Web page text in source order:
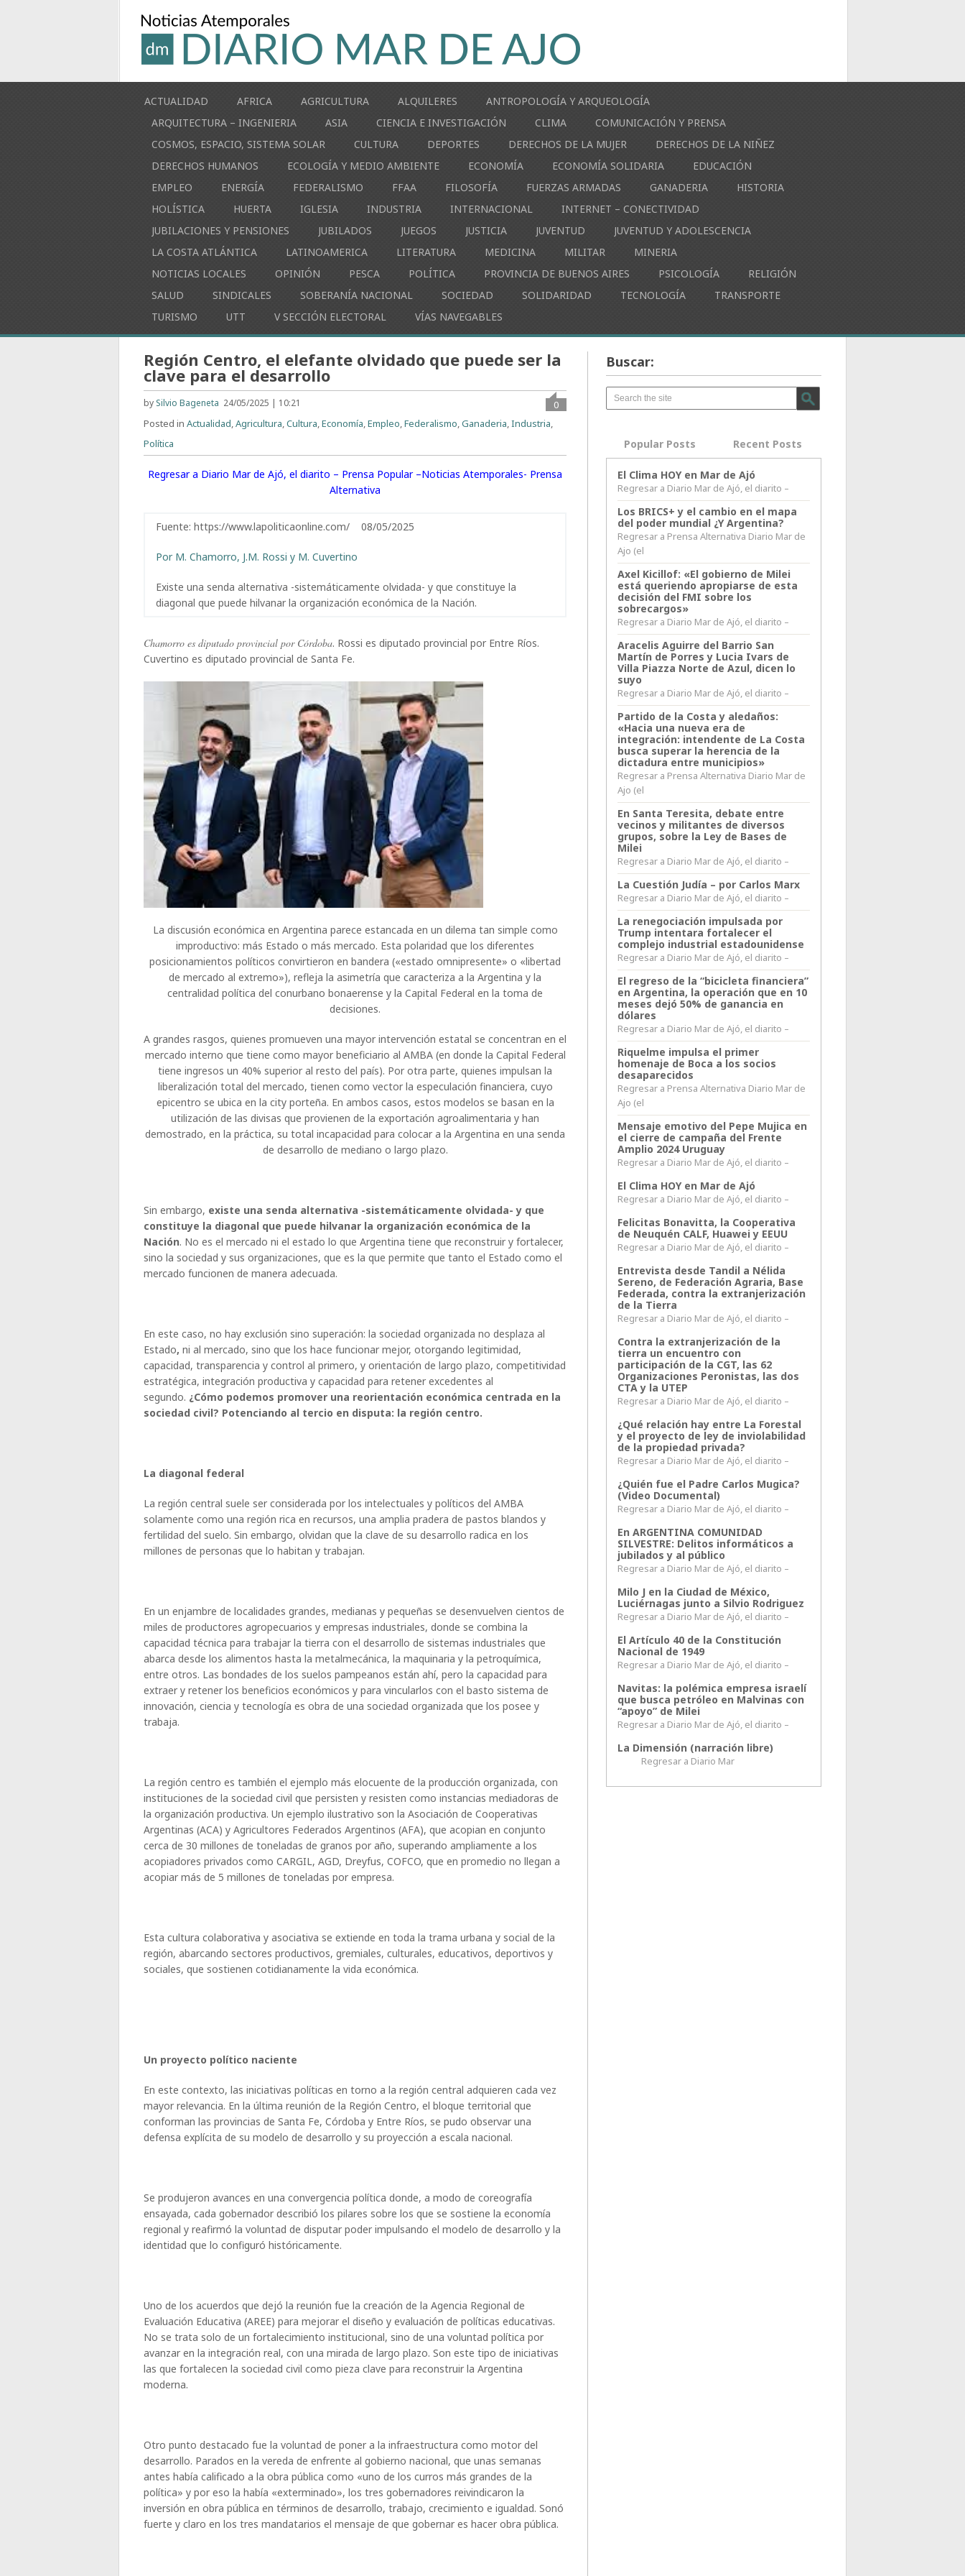
ACTUALIDAD AFRICA AGRICULTURA ALQUILERES
ANTROPOLOGÍA Y ARQUEOLOGÍA
ARQUITECTURA – INGENIERIA
ASIA CIENCIA E INVESTIGACIÓN CLIMA
COMUNICACIÓN Y PRENSA
COSMOS, ESPACIO, SISTEMA SOLAR
CULTURA DEPORTES DERECHOS DE LA MUJER
DERECHOS DE LA NIÑEZ
DERECHOS HUMANOS
ECOLOGÍA Y MEDIO AMBIENTE ECONOMÍA ECONOMÍA SOLIDARIA
EDUCACIÓN
EMPLEO
ENERGÍA FEDERALISMO FFAA FILOSOFÍA FUERZAS ARMADAS GANADERIA
HISTORIA
HOLÍSTICA
HUERTA IGLESIA INDUSTRIA INTERNACIONAL
INTERNET – CONECTIVIDAD
JUBILACIONES Y PENSIONES
JUBILADOS JUEGOS JUSTICIA JUVENTUD
JUVENTUD Y ADOLESCENCIA
LA COSTA ATLÁNTICA
LATINOAMERICA LITERATURA MEDICINA MILITAR
MINERIA
NOTICIAS LOCALES
OPINIÓN PESCA POLÍTICA PROVINCIA DE BUENOS AIRES PSICOLOGÍA
RELIGIÓN
SALUD
SINDICALES SOBERANÍA NACIONAL SOCIEDAD SOLIDARIDAD TECNOLOGÍA
TRANSPORTE
TURISMO
UTT V SECCIÓN ELECTORAL VÍAS NAVEGABLES
Región Centro, el elefante olvidado que puede ser la
clave para el desarrollo
by Silvio Bageneta 24/05/2025 | 10:21
0
Posted inActualidad,Agricultura,Cultura,Economía,Empleo,Federalismo,Ganaderia,Industria,
Política
Regresar a Diario Mar de Ajó, el diarito – Prensa Popular –Noticias Atemporales- Prensa
Alternativa
Fuente: https://www.lapoliticaonline.com/ 08/05/2025
Por M. Chamorro, J.M. Rossi y M. Cuvertino
Existe una senda alternativa -sistemáticamente olvidada- y que constituye la
diagonal que puede hilvanar la organización económica de la Nación.
Chamorro es diputado provincial por Córdoba. Rossi es diputado provincial por Entre Ríos.
Cuvertino es diputado provincial de Santa Fe.
La discusión económica en Argentina parece estancada en un dilema tan simple como
improductivo: más Estado o más mercado. Esta polaridad que los diferentes
posicionamientos políticos convirtieron en bandera («estado omnipresente» o «libertad
de mercado al extremo»), refleja la asimetría que caracteriza a la Argentina y la
centralidad política del conurbano bonaerense y la Capital Federal en la toma de
decisiones.
A grandes rasgos, quienes promueven una mayor intervención estatal se concentran en el
mercado interno que tiene como mayor beneficiario al AMBA (en donde la Capital Federal
tiene ingresos un 40% superior al resto del país). Por otra parte, quienes impulsan la
liberalización total del mercado, tienen como vector la especulación financiera, cuyo
epicentro se ubica en la city porteña. En ambos casos, estos modelos se basan en la
utilización de las divisas que provienen de la exportación agroalimentaria y han
demostrado, en la práctica, su total incapacidad para colocar a la Argentina en una senda
de desarrollo de mediano o largo plazo.
Sin embargo, existe una senda alternativa -sistemáticamente olvidada- y que
constituye la diagonal que puede hilvanar la organización económica de la
Nación. No es el mercado ni el estado lo que Argentina tiene que reconstruir y fortalecer,
sino la sociedad y sus organizaciones, que es la que permite que tanto el Estado como el
mercado funcionen de manera adecuada.
En este caso, no hay exclusión sino superación: la sociedad organizada no desplaza al
Estado,ni al mercado, sino que los hace funcionar mejor, otorgando legitimidad,
capacidad, transparencia y control al primero, y orientación de largo plazo, competitividad
estratégica, integración productiva y capacidad para retener excedentes al
segundo. ¿Cómo podemos promover una reorientación económica centrada en la
sociedad civil? Potenciando al tercio en disputa: la región centro.
La diagonal federal
La región central suele ser considerada por los intelectuales y políticos del AMBA
solamente como una región rica en recursos, una amplia pradera de pastos blandos y
fertilidad del suelo. Sin embargo, olvidan que la clave de su desarrollo radica en los
millones de personas que lo habitan y trabajan.
En un enjambre de localidades grandes, medianas y pequeñas se desenvuelven cientos de
miles de productores agropecuarios y empresas industriales, donde se combina la
capacidad técnica para trabajar la tierra con el desarrollo de sistemas industriales que
abarca desde los alimentos hasta la metalmecánica, la maquinaria y la petroquímica,
entre otros. Las bondades de los suelos pampeanos están ahí, pero la capacidad para
extraer y retener los beneficios económicos y para vincularlos con el basto sistema de
innovación, ciencia y tecnología es obra de una sociedad organizada que los posee y
trabaja.
La región centro es también el ejemplo más elocuente de la producción organizada, con
instituciones de la sociedad civil que persisten y resisten como instancias mediadoras de
la organización productiva. Un ejemplo ilustrativo son la Asociación de Cooperativas
Argentinas (ACA) y Agricultores Federados Argentinos (AFA), que acopian en conjunto
cerca de 30 millones de toneladas de granos por año, superando ampliamente a los
acopiadores privados como CARGIL, AGD, Dreyfus, COFCO, que en promedio no llegan a
acopiar más de 5 millones de toneladas por empresa.
Esta cultura colaborativa y asociativa se extiende en toda la trama urbana y social de la
región, abarcando sectores productivos, gremiales, culturales, educativos, deportivos y
sociales, que sostienen cotidianamente la vida económica.
Un proyecto político naciente
En este contexto, las iniciativas políticas en torno a la región central adquieren cada vez
mayor relevancia. En la última reunión de la Región Centro, el bloque territorial que
conforman las provincias de Santa Fe, Córdoba y Entre Ríos, se pudo observar una
defensa explícita de su modelo de desarrollo y su proyección a escala nacional.
Se produjeron avances en una convergencia política donde, a modo de coreografía
ensayada, cada gobernador describió los pilares sobre los que se sostiene la economía
regional y reafirmó la voluntad de disputar poder impulsando el modelo de desarrollo y la
identidad que lo configuró históricamente.
Uno de los acuerdos que dejó la reunión fue la creación de la Agencia Regional de
Evaluación Educativa (AREE) para mejorar el diseño y evaluación de políticas educativas.
No se trata solo de un fortalecimiento institucional, sino de una voluntad política por
avanzar en la integración real, con una mirada de largo plazo. Son este tipo de iniciativas
las que fortalecen la sociedad civil como pieza clave para reconstruir la Argentina
moderna.
Otro punto destacado fue la voluntad de poner a la infraestructura como motor del
desarrollo. Parados en la vereda de enfrente al gobierno nacional, que unas semanas
antes había calificado a la obra pública como «uno de los curros más grandes de la
política» y por eso la había «exterminado», los tres gobernadores reivindicaron la
inversión en obra pública en términos de desarrollo, trabajo, crecimiento e igualdad. Sonó
fuerte y claro en los tres mandatarios el mensaje de que gobernar es hacer obra pública.
Buscar:
Popular Posts Recent Posts
El Clima HOY en Mar de Ajó
Regresar a Diario Mar de Ajó, el diarito –
Los BRICS+ y el cambio en el mapa
del poder mundial ¿Y Argentina?
Regresar a Prensa Alternativa Diario Mar de
Ajo (el
Axel Kicillof: «El gobierno de Milei
está queriendo apropiarse de esta
decisión del FMI sobre los
sobrecargos»
Regresar a Diario Mar de Ajó, el diarito –
Aracelis Aguirre del Barrio San
Martín de Porres y Lucia Ivars de
Villa Piazza Norte de Azul, dicen lo
suyo
Regresar a Diario Mar de Ajó, el diarito –
Partido de la Costa y aledaños:
«Hacia una nueva era de
integración: intendente de La Costa
busca superar la herencia de la
dictadura entre municipios»
Regresar a Prensa Alternativa Diario Mar de
Ajo (el
En Santa Teresita, debate entre
vecinos y militantes de diversos
grupos, sobre la Ley de Bases de
Milei
Regresar a Diario Mar de Ajó, el diarito –
La Cuestión Judía – por Carlos Marx
Regresar a Diario Mar de Ajó, el diarito –
La renegociación impulsada por
Trump intentara fortalecer el
complejo industrial estadounidense
Regresar a Diario Mar de Ajó, el diarito –
El regreso de la “bicicleta financiera”
en Argentina, la operación que en 10
meses dejó 50% de ganancia en
dólares
Regresar a Diario Mar de Ajó, el diarito –
Riquelme impulsa el primer
homenaje de Boca a los socios
desaparecidos
Regresar a Prensa Alternativa Diario Mar de
Ajo (el
Mensaje emotivo del Pepe Mujica en
el cierre de campaña del Frente
Amplio 2024 Uruguay
Regresar a Diario Mar de Ajó, el diarito –
El Clima HOY en Mar de Ajó
Regresar a Diario Mar de Ajó, el diarito –
Felicitas Bonavitta, la Cooperativa
de Neuquén CALF, Huawei y EEUU
Regresar a Diario Mar de Ajó, el diarito –
Entrevista desde Tandil a Nélida
Sereno, de Federación Agraria, Base
Federada, contra la extranjerización
de la Tierra
Regresar a Diario Mar de Ajó, el diarito –
Contra la extranjerización de la
tierra un encuentro con
participación de la CGT, las 62
Organizaciones Peronistas, las dos
CTA y la UTEP
Regresar a Diario Mar de Ajó, el diarito –
¿Qué relación hay entre La Forestal
y el proyecto de ley de inviolabilidad
de la propiedad privada?
Regresar a Diario Mar de Ajó, el diarito –
¿Quién fue el Padre Carlos Mugica?
(Video Documental)
Regresar a Diario Mar de Ajó, el diarito –
En ARGENTINA COMUNIDAD
SILVESTRE: Delitos informáticos a
jubilados y al público
Regresar a Diario Mar de Ajó, el diarito –
Milo J en la Ciudad de México,
Luciérnagas junto a Silvio Rodriguez
Regresar a Diario Mar de Ajó, el diarito –
El Artículo 40 de la Constitución
Nacional de 1949
Regresar a Diario Mar de Ajó, el diarito –
Navitas: la polémica empresa israelí
que busca petróleo en Malvinas con
“apoyo” de Milei
Regresar a Diario Mar de Ajó, el diarito –
La Dimensión (narración libre)
Regresar a Diario Mar